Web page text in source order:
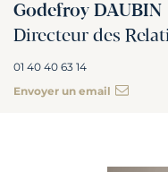
Godefroy DAUBIN
Directeur des
01 40 40 63 14
Envoyer un email